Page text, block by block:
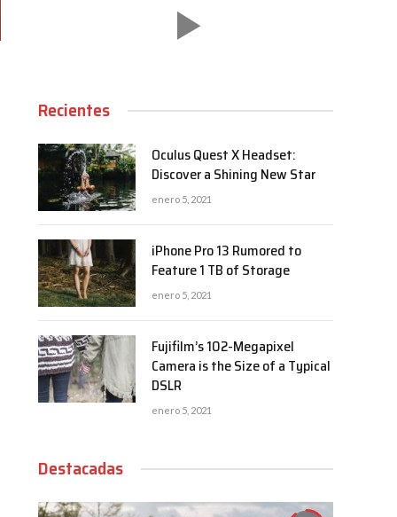
Recientes
Oculus Quest X Headset:
Discover a Shining New Star
enero 5, 2021
iPhone Pro 13 Rumored to
Feature 1 TB of Storage
enero 5, 2021
Fujifilm’s 102-Megapixel
Camera is the Size of a Typical
DSLR
enero 5, 2021
Destacadas